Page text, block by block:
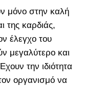
μόνο στην καλή
της καρδιάς,
έλεγχο του
μεγαλύτερο και
την ιδιότητα
οργανισμό να